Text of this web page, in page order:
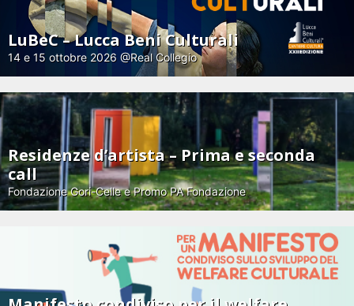
LuBeC – Lucca Beni Culturali
14 e 15 ottobre 2026 @Real Collegio
Residenze d’artista – Prima e seconda
call
Fondazione Gori-Celle e Promo PA Fondazione